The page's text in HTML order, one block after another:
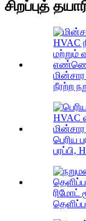
சிறப்புத்
நீரற்ற
பெரிய
பரப்பி,
ரிமோட்